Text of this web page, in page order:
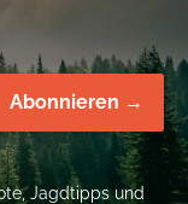
Abonnieren →
Jagdtipps und